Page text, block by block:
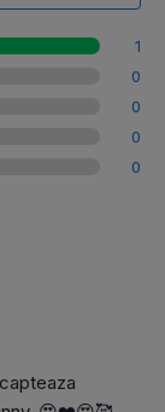
1
0
0
0
0